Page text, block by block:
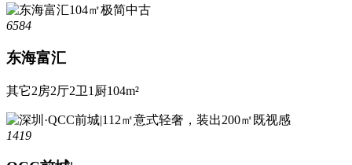
6584
东海富汇
其它2房2厅2卫1厨104m²
1419